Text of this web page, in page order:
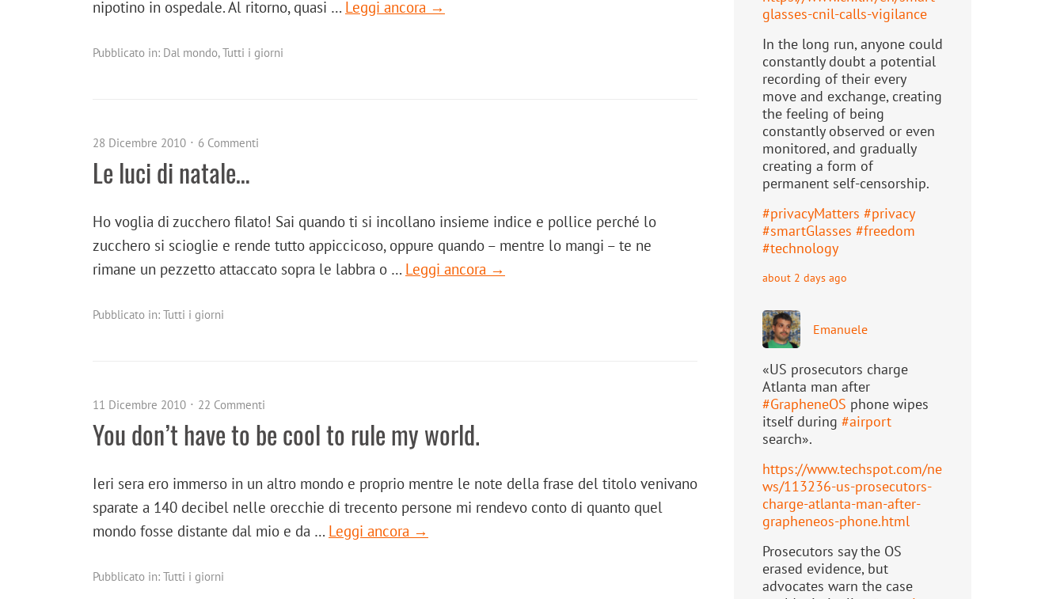
nipotino in ospedale. Al ritorno, quasi … Leggi ancora →
Pubblicato in: Dal mondo,Tutti i giorni
28 Dicembre 2010 6 Commenti
Le luci di natale…
Ho voglia di zucchero filato! Sai quando ti si incollano insieme indice e pollice perché lo
zucchero si scioglie e rende tutto appiccicoso, oppure quando – mentre lo mangi – te ne
rimane un pezzetto attaccato sopra le labbra o … Leggi ancora →
Pubblicato in: Tutti i giorni
11 Dicembre 2010 22 Commenti
You don’t have to be cool to rule my world.
Ieri sera ero immerso in un altro mondo e proprio mentre le note della frase del titolo venivano
sparate a 140 decibel nelle orecchie di trecento persone mi rendevo conto di quanto quel
mondo fosse distante dal mio e da … Leggi ancora →
Pubblicato in: Tutti i giorni
glasses-cnil-calls-vigilance
In the long run, anyone could
constantly doubt a potential
recording of their every
move and exchange, creating
the feeling of being
constantly observed or even
monitored, and gradually
creating a form of
permanent self-censorship.
#privacyMatters #privacy
#smartGlasses #freedom
#technology
about 2 days ago
Emanuele
«US prosecutors charge
Atlanta man after
#GrapheneOS phone wipes
itself during #airport
search».
https://www.techspot.com/ne
ws/113236-us-prosecutors-
charge-atlanta-man-after-
grapheneos-phone.html
Prosecutors say the OS
erased evidence, but
advocates warn the case